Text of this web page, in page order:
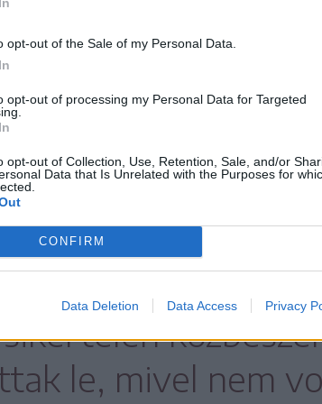
opt-out of the Sale of my Personal Data.
opt-out of processing my Personal Data for Targeted
opt-out of Collection, Use, Retention, Sale, and/or
Data that Is Unrelated with the Purposes for
CONFIRM
Data Deletion Data Access Privacy
a székelyudvarhelyi
voltak, így az akkori tétlenséget
de úgy véli, hogy a „hivatal
volna.” Megválasztása után
le, mivel nem